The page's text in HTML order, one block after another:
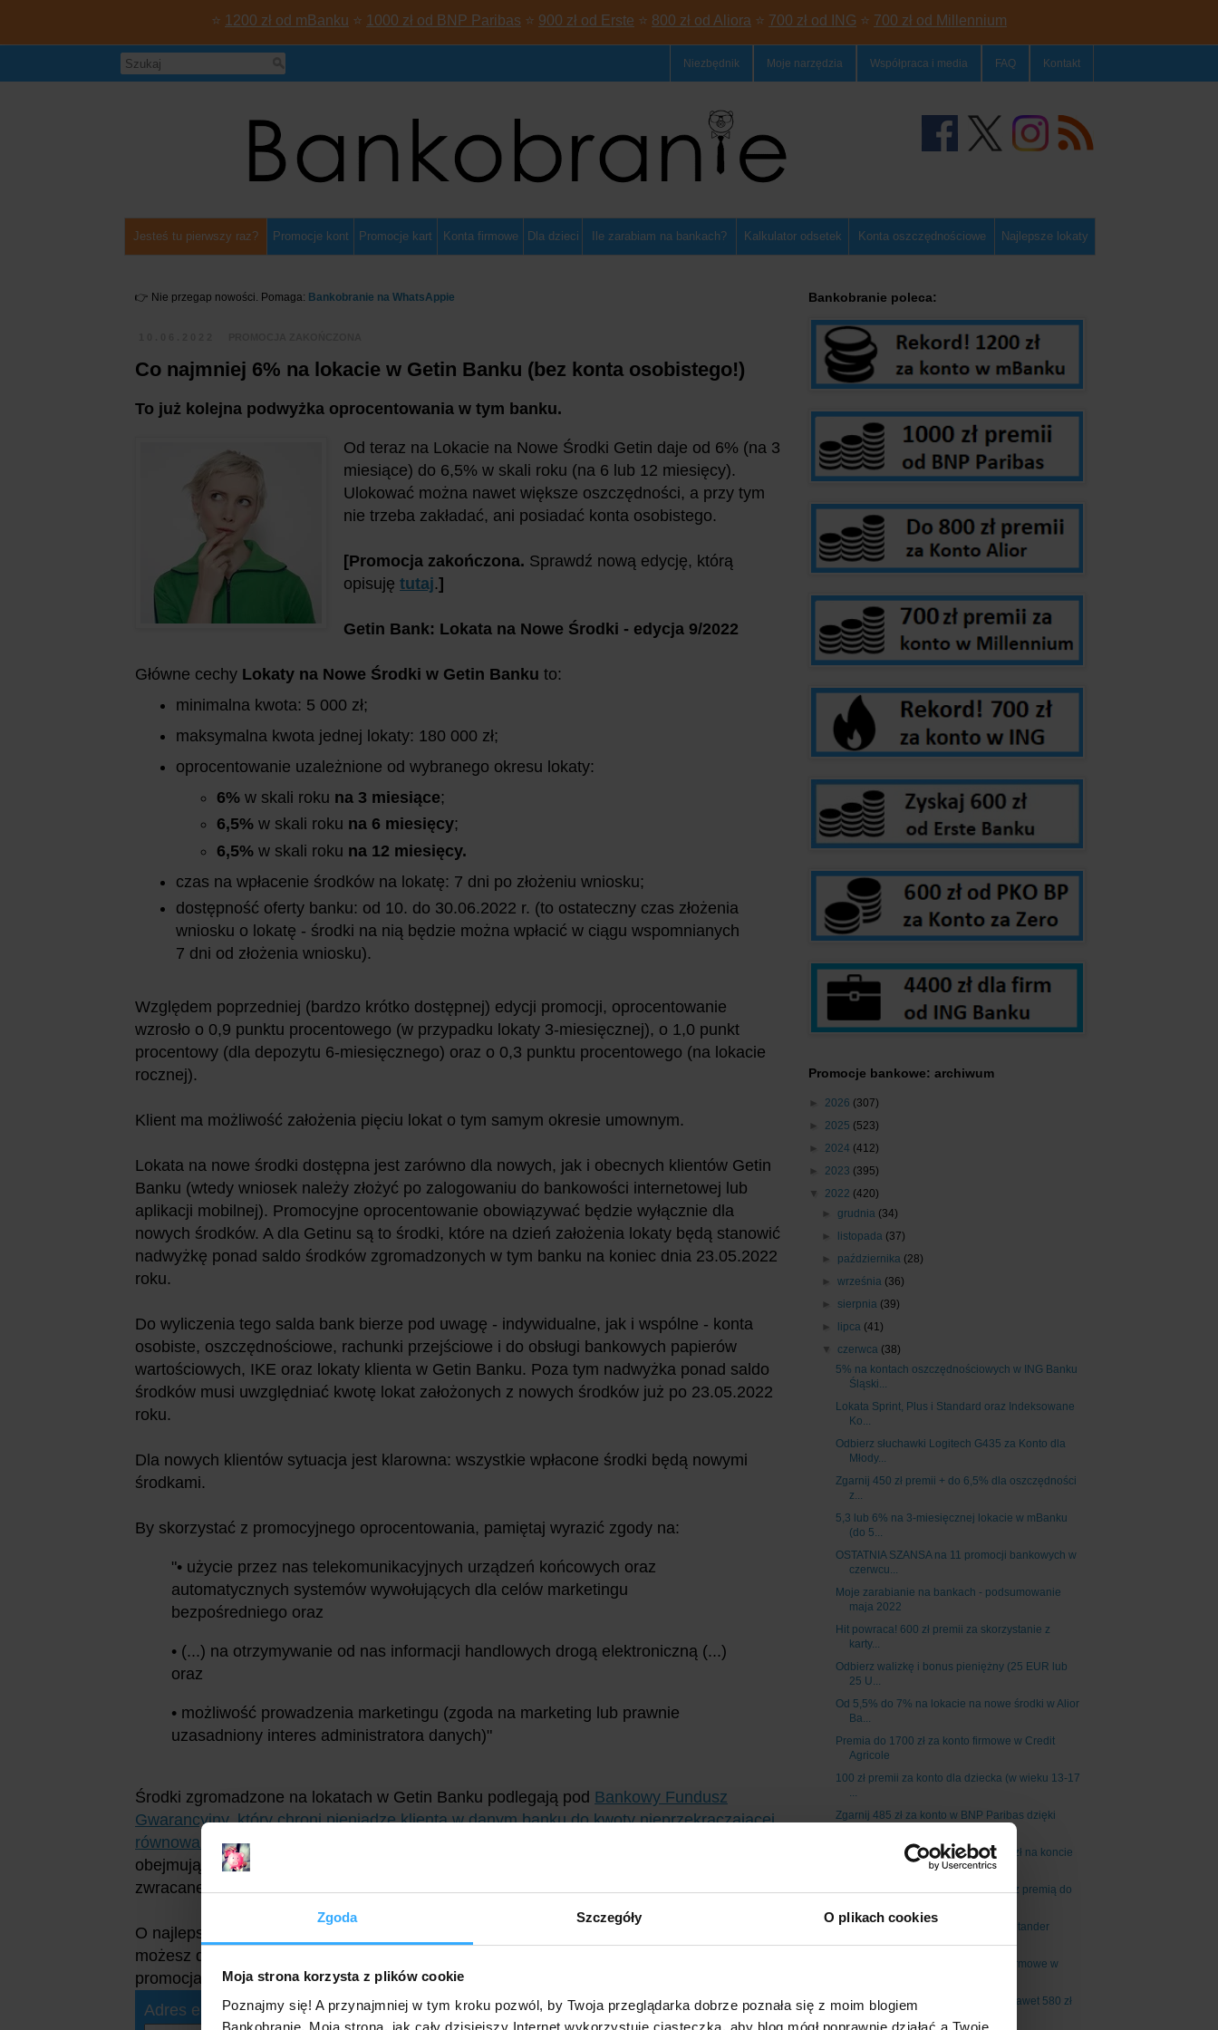
Zgoda Szczegóły O plikach cookies
Moja strona korzysta z plików cookie
Poznajmy się! A przynajmniej w tym kroku pozwól, by Twoja przeglądarka dobrze poznała się z moim blogiem
Bankobranie. Moja strona, jak cały dzisiejszy Internet wykorzystuje ciasteczka, aby blog mógł poprawnie działać a Twoje
⭐ 1200 zł od mBanku ⭐ 1000 zł od BNP Paribas ⭐ 900 zł od Erste ⭐ 800 zł od Aliora ⭐ 700 zł od ING ⭐ 700 zł od Millennium
Niezbędnik Moje narzędzia Współpraca i media FAQ Kontakt
Jesteś tu pierwszy raz? Promocje kont Promocje kart Konta firmowe Dla dzieci Ile zarabiam na bankach? Kalkulator odsetek Konta oszczędnościowe Najlepsze lokaty
👉 Nie przegap nowości. Pomaga: Bankobranie na WhatsAppie
Co najmniej 6% na lokacie w Getin Banku (bez konta osobistego!)
To już kolejna podwyżka oprocentowania w tym banku.
Od teraz na Lokacie na Nowe Środki Getin daje od 6% (na 3
miesiące) do 6,5% w skali roku (na 6 lub 12 miesięcy).
Ulokować można nawet większe oszczędności, a przy tym
nie trzeba zakładać, ani posiadać konta osobistego.
[Promocja zakończona. Sprawdź nową edycję, którą
opisuję tutaj.]
Getin Bank: Lokata na Nowe Środki - edycja 9/2022
Główne cechy Lokaty na Nowe Środki w Getin Banku to:
minimalna kwota: 5 000 zł;
maksymalna kwota jednej lokaty: 180 000 zł;
oprocentowanie uzależnione od wybranego okresu lokaty:
6% w skali roku na 3 miesiące;
6,5% w skali roku na 6 miesięcy;
6,5% w skali roku na 12 miesięcy.
czas na wpłacenie środków na lokatę: 7 dni po złożeniu wniosku;
dostępność oferty banku: od 10. do 30.06.2022 r. (to ostateczny czas złożenia
wniosku o lokatę - środki na nią będzie można wpłacić w ciągu wspomnianych
7 dni od złożenia wniosku).
Względem poprzedniej (bardzo krótko dostępnej) edycji promocji, oprocentowanie
wzrosło o 0,9 punktu procentowego (w przypadku lokaty 3-miesięcznej), o 1,0 punkt
procentowy (dla depozytu 6-miesięcznego) oraz o 0,3 punktu procentowego (na lokacie
rocznej).
Klient ma możliwość założenia pięciu lokat o tym samym okresie umownym.
Lokata na nowe środki dostępna jest zarówno dla nowych, jak i obecnych klientów Getin
Banku (wtedy wniosek należy złożyć po zalogowaniu do bankowości internetowej lub
aplikacji mobilnej). Promocyjne oprocentowanie obowiązywać będzie wyłącznie dla
nowych środków. A dla Getinu są to środki, które na dzień założenia lokaty będą stanowić
nadwyżkę ponad saldo środków zgromadzonych w tym banku na koniec dnia 23.05.2022
roku.
Do wyliczenia tego salda bank bierze pod uwagę - indywidualne, jak i wspólne - konta
osobiste, oszczędnościowe, rachunki przejściowe i do obsługi bankowych papierów
wartościowych, IKE oraz lokaty klienta w Getin Banku. Poza tym nadwyżka ponad saldo
środków musi uwzględniać kwotę lokat założonych z nowych środków już po 23.05.2022
roku.
Dla nowych klientów sytuacja jest klarowna: wszystkie wpłacone środki będą nowymi
środkami.
By skorzystać z promocyjnego oprocentowania, pamiętaj wyrazić zgody na:
"• użycie przez nas telekomunikacyjnych urządzeń końcowych oraz
automatycznych systemów wywołujących dla celów marketingu
bezpośredniego oraz
• (...) na otrzymywanie od nas informacji handlowych drogą elektroniczną (...)
oraz
• możliwość prowadzenia marketingu (zgoda na marketing lub prawnie
uzasadniony interes administratora danych)"
Środki zgromadzone na lokatach w Getin Banku podlegają pod Bankowy Fundusz
Gwarancyjny, który chroni pieniądze klienta w danym banku do kwoty nieprzekraczającej
równowartości 100 tys. euro
obejmują zarówno wpłacony kapitał, jak i odsetki, a środki - w razie upadku banku -
zwracane są szybko, bo najpóźniej w ciągu 7 dni roboczych.
O najlepszych lokatach, nawet tych pojawiających się okazjonalnie, dowiadywać się
możesz dzięki newsletterowi. To niezawodny sposób otrzymywania informacji o
promocjach bankowych (a przy tym zero spamu):
Adres e-mail:
Bankobranie poleca:
Promocje bankowe: archiwum
► 2026 (307)
► 2025 (523)
► 2024 (412)
► 2023 (395)
▼ 2022 (420)
►grudnia (34)
►
listopada (37)
► października (28)
►września (36)
► sierpnia (39)
►
lipca (41)
▼czerwca (38)
5% na kontach oszczędnościowych w ING Banku
Śląski...
Lokata Sprint, Plus i Standard oraz Indeksowane
Ko...
Odbierz słuchawki Logitech G435 za Konto dla
Młody...
Zgarnij 450 zł premii + do 6,5% dla oszczędności
z...
5,3 lub 6% na 3-miesięcznej lokacie w mBanku
(do 5...
OSTATNIA SZANSA na 11 promocji bankowych w
czerwcu...
Moje zarabianie na bankach - podsumowanie
maja 2022
Hit powraca! 600 zł premii za skorzystanie z
karty...
Odbierz walizkę i bonus pieniężny (25 EUR lub
25 U...
Od 5,5% do 7% na lokacie na nowe środki w Alior
Ba...
Premia do 1700 zł za konto firmowe w Credit
Agricole
100 zł premii za konto dla dziecka (w wieku 13-17
...
Zgarnij 485 zł za konto w BNP Paribas dzięki
5% dla nowych środków do 200 tys. zł na koncie
Uczestniku promocji "Mega szansa" z premią do
Promocja dla obecnych klientów Santander
Nawet 2000 zł do wzięcia za konto firmowe w
Więcej do wzięcia: już nie 480 zł, a nawet 580 zł